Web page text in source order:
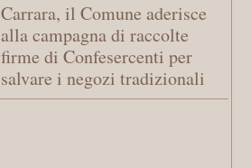
Carrara, il Comune aderisce
alla campagna di raccolte
firme di Confesercenti per
salvare i negozi tradizionali